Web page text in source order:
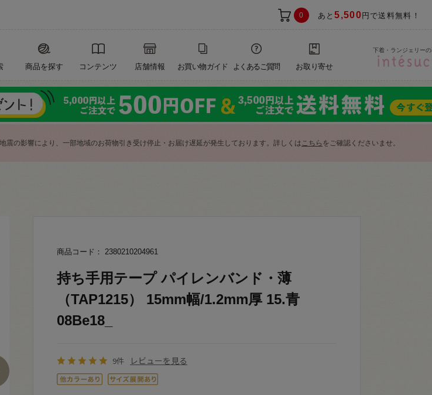
0 あと5,500 円で送料無料！
商品を探す コンテンツ 店舗情報 お買い物ガイド よくあるご質問 お取り寄せ
下着・ランジェリー
震の影響により、一部地域のお荷物引き受け停止・お届け遅延が発生しております。詳しくはこちら をご確認くださいませ。
商品コード： 2380210204961
持ち手用テープ パイレンバンド・薄
（TAP1215） 15mm幅/1.2mm厚 15.青
08Be18_
9件 レビューを見る